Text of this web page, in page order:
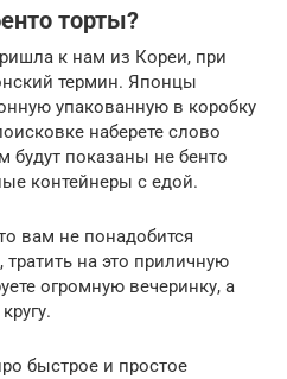
торты?
к нам из Кореи, при
термин. Японцы
упакованную в коробку
наберете слово
будут показаны не бенто
контейнеры с едой.
вам не понадобится
на это приличную
огромную вечеринку, а
быстрое и простое